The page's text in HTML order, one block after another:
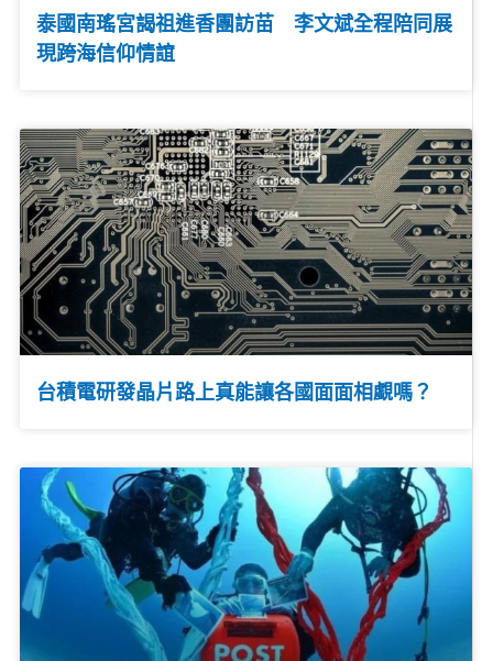
泰國南瑤宮謁祖進香團訪苗 李文斌全程陪同展
現跨海信仰情誼
台積電研發晶片路上真能讓各國面面相覷嗎？